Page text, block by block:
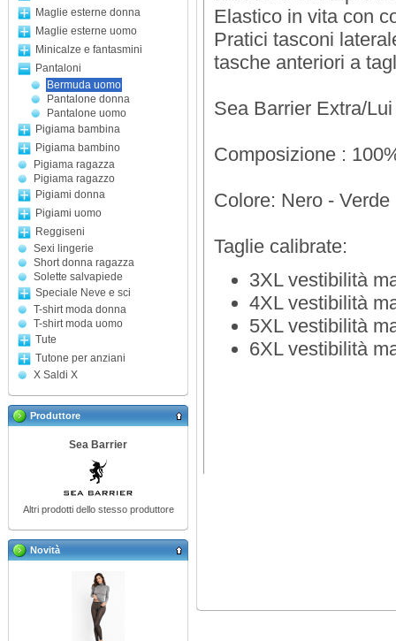
Maglie esterne donna
Maglie esterne uomo
Minicalze e fantasmini
Pantaloni
Bermuda uomo
Pantalone donna
Pantalone uomo
Pigiama bambina
Pigiama bambino
Pigiama ragazza
Pigiama ragazzo
Pigiami donna
Pigiami uomo
Reggiseni
Sexi lingerie
Short donna ragazza
Solette salvapiede
Speciale Neve e sci
T-shirt moda donna
T-shirt moda uomo
Tute
Tutone per anziani
X Saldi X
Produttore
Sea Barrier
Altri prodotti dello stesso produttore
Novità
Elastico in vita con
Pratici tasconi
tasche anteriori a
Sea Barrier Extra/
Composizione :
Colore: Nero - Verde
Taglie calibrate:
3XL vestibilità
4XL vestibilità
5XL vestibilità
6XL vestibilità